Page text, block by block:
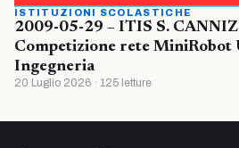
ISTITUZIONI SCOLASTICHE
2009-05-29 – ITIS S.
Competizione rete MiniRobot
Ingegneria
20 Luglio 2026 · 125 letture